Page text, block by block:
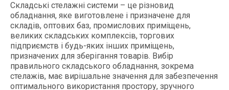
Складські стелажні системи – це різновид
обладнання, яке виготовлене і призначене для
складів, оптових баз, промислових приміщень,
великих складських комплексів, торгових
підприємств і будь-яких інших приміщень,
призначених для зберігання товарів. Вибір
правильного складського обладнання, зокрема
стелажів, має вирішальне значення для забезпечення
оптимального використання простору, зручного